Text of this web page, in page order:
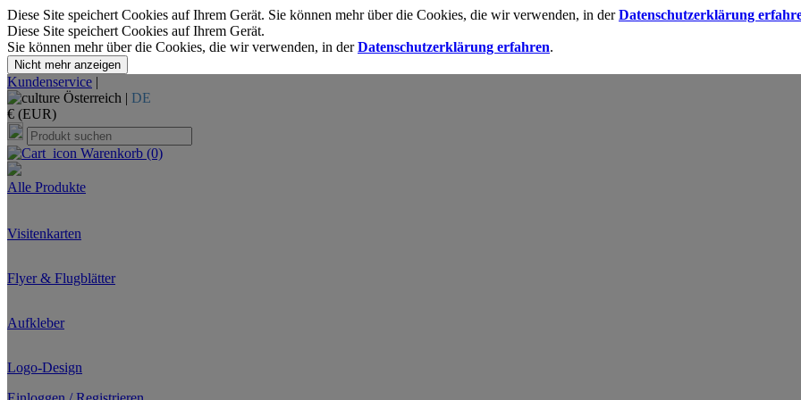
Diese Site speichert Cookies auf Ihrem Gerät. Sie können mehr über die Cookies, die wir verwenden, in derDatenschutzerklärung
Diese Site speichert Cookies auf Ihrem Gerät.
Sie können mehr über die Cookies, die wir verwenden, in derDatenschutzerklärung erfahren.
Nicht mehr anzeigen
Kundenservice |
Österreich | DE
€ (EUR)
Warenkorb (0)
Alle Produkte
Visitenkarten
Flyer & Flugblätter
Aufkleber
Logo-Design